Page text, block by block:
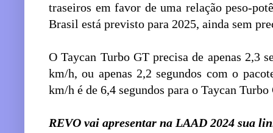
traseiros em favor de uma relação peso-
Brasil está previsto para 2025, ainda sem
O Taycan Turbo GT precisa de apenas 2,3
km/h, ou apenas 2,2 segundos com o
km/h é de 6,4 segundos para o Taycan
REVO vai apresentar na LAAD 2024 sua